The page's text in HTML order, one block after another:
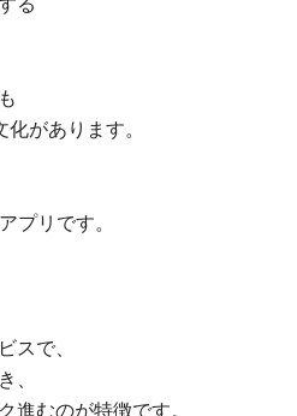
があります。
プリです。
スで、
、
進むのが特徴です。